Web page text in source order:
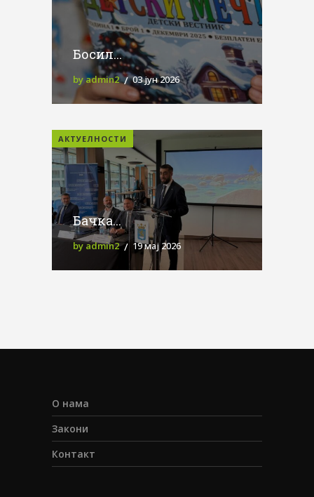
Босил...
by admin2 03 јун 2026
АКТУЕЛНОСТИ
Бачка...
by admin2 19 мај 2026
О нама
Закони
Контакт